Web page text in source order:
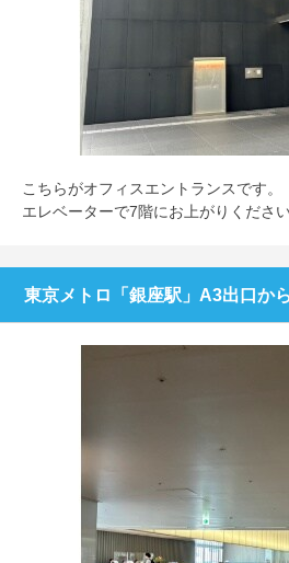
こちらがオフィスエントランスです。
エレベーターで7階にお上がりください
東京メトロ「銀座駅」A3出口か